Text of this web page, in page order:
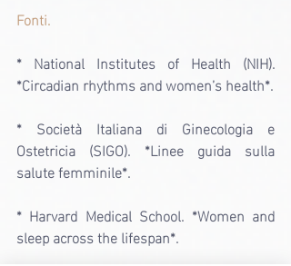
Fonti.
* National Institutes of Health (NIH).
*Circadian rhythms and women’s health*.
* Società Italiana di Ginecologia e
Ostetricia (SIGO). *Linee guida sulla
salute femminile*.
* Harvard Medical School. *Women and
sleep across the lifespan*.